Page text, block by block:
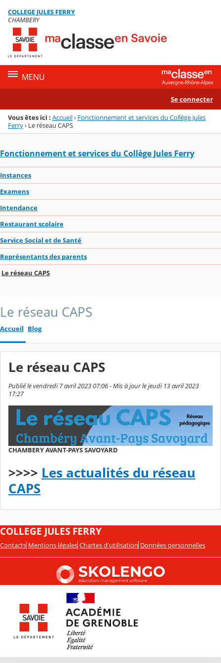
Menu de la rubrique
Contenu
COLLEGE JULES FERRY
CHAMBERY
MENU
Se connecter
Vous êtes ici : Accueil› Fonctionnement et services du Collège Jules
Ferry› Le réseau CAPS
Fonctionnement et services du Collège Jules Ferry
Instances
Examens
Intendance
Restaurant scolaire
Service Social et de Santé
Représentants des parents
Le réseau CAPS
Le réseau CAPS
Accueil Blog
Le réseau CAPS
Publié le vendredi 7 avril 2023 07:06 - Mis à jour le jeudi 13 avril 2023
17:27
CHAMBERY AVANT-PAYS SAVOYARD
>>>> Les actualités du réseau
CAPS
COLLEGE JULES FERRY
Contacts Mentions légales Chartes d'utilisation Données personnelles